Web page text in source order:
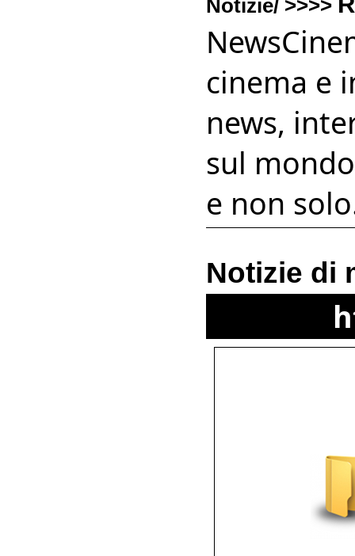
Notizie/ >>>>
cinema e
news,
sul
e non
Notizie di